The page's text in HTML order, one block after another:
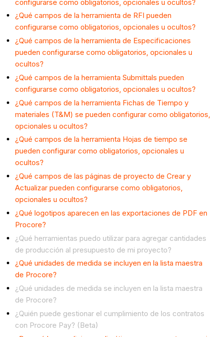
configurarse como obligatorios, opcionales u ocultos?
¿Qué campos de la herramienta de RFI pueden
configurarse como obligatorios, opcionales u ocultos?
¿Qué campos de la herramienta de Especificaciones
pueden configurarse como obligatorios, opcionales u
ocultos?
¿Qué campos de la herramienta Submittals pueden
configurarse como obligatorios, opcionales u ocultos?
¿Qué campos de la herramienta Fichas de Tiempo y
materiales (T&M) se pueden configurar como obligatorios,
opcionales u ocultos?
¿Qué campos de la herramienta Hojas de tiempo se
pueden configurar como obligatorios, opcionales u
ocultos?
¿Qué campos de las páginas de proyecto de Crear y
Actualizar pueden configurarse como obligatorios,
opcionales u ocultos?
¿Qué logotipos aparecen en las exportaciones de PDF en
Procore?
¿Qué herramientas puedo utilizar para agregar cantidades
de producción al presupuesto de mi proyecto?
¿Qué unidades de medida se incluyen en la lista maestra
de Procore?
¿Qué unidades de medida se incluyen en la lista maestra
de Procore?
¿Quién puede gestionar el cumplimiento de los contratos
con Procore Pay? (Beta)